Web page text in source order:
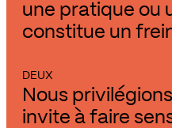
une pratique ou
constitue un
DEUX
Nous
invite à faire